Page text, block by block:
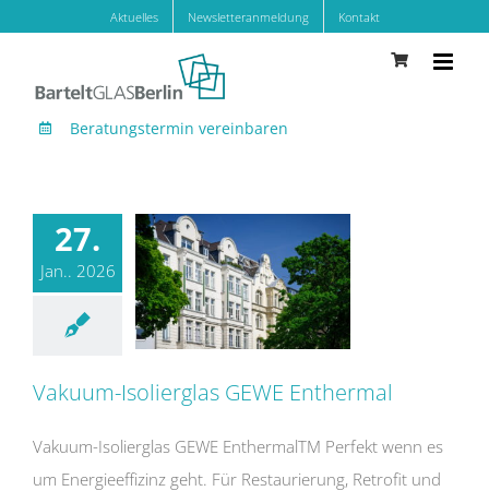
springen
Aktuelles Newsletteranmeldung Kontakt
Beratungstermin vereinbaren
27.
Jan.. 2026
Vakuum-Isolierglas GEWE Enthermal
Vakuum-Isolierglas GEWE EnthermalTM Perfekt wenn es
um Energieeffizinz geht. Für Restaurierung, Retrofit und